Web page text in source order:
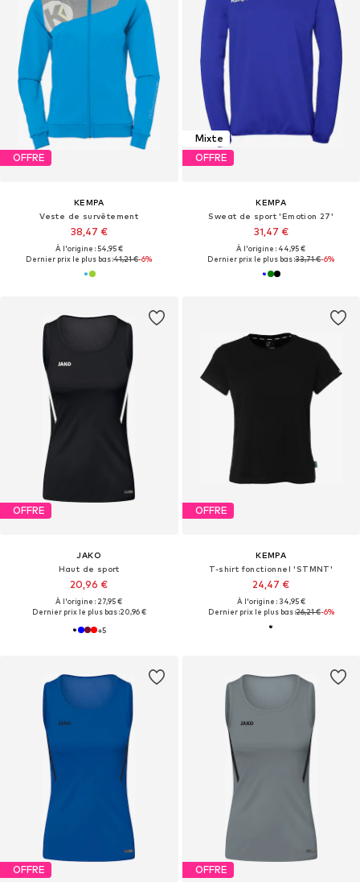
OFFRE
KEMPA
Veste de survêtement
38,47 €
À l'origine : 54,95 €
Dernier prix le plus bas :41,21 €-6%
Mixte
OFFRE
KEMPA
Sweat de sport 'Emotion 27'
31,47 €
À l'origine : 44,95 €
Dernier prix le plus bas :33,71 €-6%
OFFRE
JAKO
Haut de sport
20,96 €
À l'origine : 27,95 €
Dernier prix le plus bas :20,96 €
+5
OFFRE
KEMPA
T-shirt fonctionnel 'STMNT'
24,47 €
À l'origine : 34,95 €
Dernier prix le plus bas :26,21 €-6%
OFFRE OFFRE